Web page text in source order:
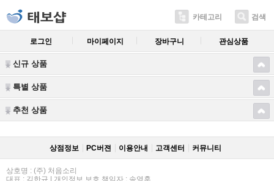
카테고리 검색
로그인 마이페이지 장바구니 관심상품
신규 상품
특별 상품
추천 상품
상점정보 PC버젼 이용안내 고객센터 커뮤니티
상호명 : (주) 처음소리
대표 : 김한규 | 개인정보 보호 책임자 : 송영훈